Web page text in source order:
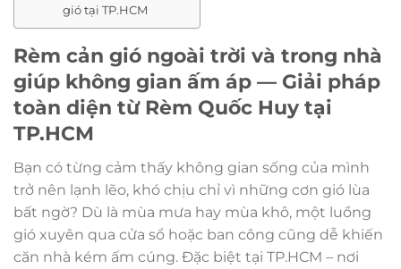
gió tại TP.HCM
Rèm cản gió ngoài trời và trong nhà
giúp không gian ấm áp — Giải pháp
toàn diện từ Rèm Quốc Huy tại
TP.HCM
Bạn có từng cảm thấy không gian sống của mình
trở nên lạnh lẽo, khó chịu chỉ vì những cơn gió lùa
bất ngờ? Dù là mùa mưa hay mùa khô, một luồng
gió xuyên qua cửa sổ hoặc ban công cũng dễ khiến
căn nhà kém ấm cúng. Đặc biệt tại TP.HCM – nơi